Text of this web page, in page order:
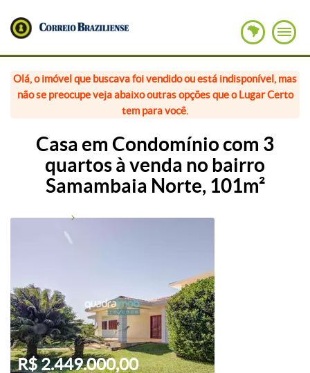
Olá, o imóvel que buscava foi vendido ou está indisponível, mas
não se preocupe veja abaixo outras opções que o Lugar Certo
tem para você.
Casa em Condomínio com 3
quartos à venda no bairro
Samambaia Norte, 101m²
R$ 2.449.000,00